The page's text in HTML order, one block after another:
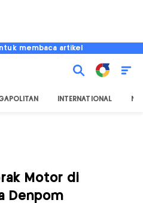
membaca artikel
INTERNATIONAL
Motor di
Denpom